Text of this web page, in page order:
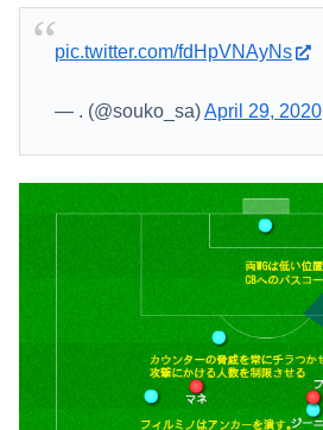
pic.twitter.com/fdHpVNAyNs
— . (@souko_sa)April 29, 2020